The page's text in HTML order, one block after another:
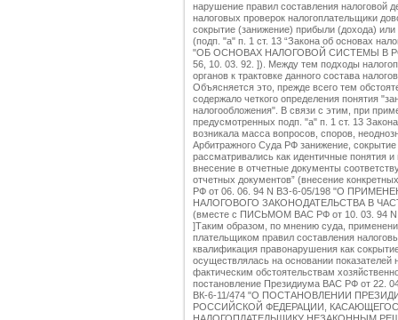
нарушение правил составления налоговой
налоговых проверок налогоплательщики
сокрытие (занижение) прибыли (дохода)
(подп. "а" п. 1 ст. 13 “Закона об основах
"ОБ ОСНОВАХ НАЛОГОВОЙ СИСТЕМЫ В
56, 10. 03. 92. ]). Между тем подходы
органов к трактовке данного состава
Объясняется это, прежде всего тем
содержало четкого определения понятия
налогообложения". В связи с этим, при
предусмотренных подп. "а" п. 1 ст. 13
возникала масса вопросов, споров,
Арбитражного Суда РФ занижение,
рассматривались как идентичные понятия
внесение в отчетные документы
отчетных документов” (внесение
РФ от 06. 06. 94 N ВЗ-6-05/198 "О
НАЛОГОВОГО ЗАКОНОДАТЕЛЬСТВА В
(вместе с ПИСЬМОМ ВАС РФ от 10. 03. 94
]Таким образом, по мнению суда,
плательщиком правил составления
квалификация правонарушения как
осуществлялась на основании показателей
фактическим обстоятельствам
постановление Президиума ВАС РФ от 22.
ВК-6-11/474 "О ПОСТАНОВЛЕНИИ
РОССИЙСКОЙ ФЕДЕРАЦИИ,